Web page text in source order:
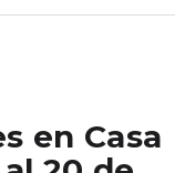
en Casa